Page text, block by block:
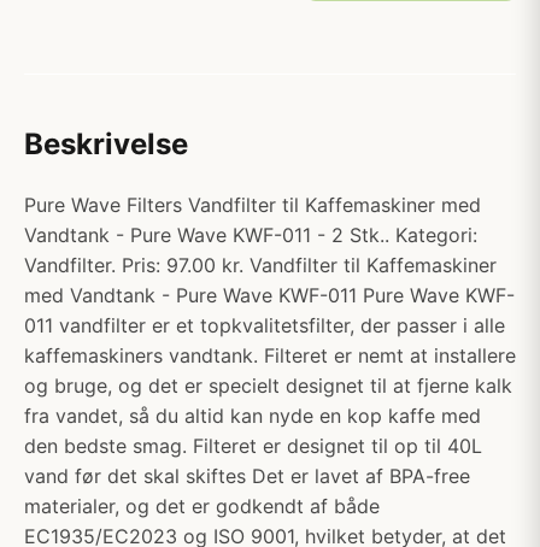
Beskrivelse
Pure Wave Filters Vandfilter til Kaffemaskiner med
Vandtank - Pure Wave KWF-011 - 2 Stk.. Kategori:
Vandfilter. Pris: 97.00 kr. Vandfilter til Kaffemaskiner
med Vandtank - Pure Wave KWF-011 Pure Wave KWF-
011 vandfilter er et topkvalitetsfilter, der passer i alle
kaffemaskiners vandtank. Filteret er nemt at installere
og bruge, og det er specielt designet til at fjerne kalk
fra vandet, så du altid kan nyde en kop kaffe med
den bedste smag. Filteret er designet til op til 40L
vand før det skal skiftes Det er lavet af BPA-free
materialer, og det er godkendt af både
EC1935/EC2023 og ISO 9001, hvilket betyder, at det